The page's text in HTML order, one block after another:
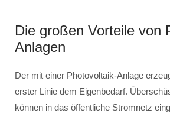
Die großen Vorteile von
Anlagen
Der mit einer Photovoltaik-Anlage
erster Linie dem Eigenbedarf.
können in das öffentliche Stromnetz